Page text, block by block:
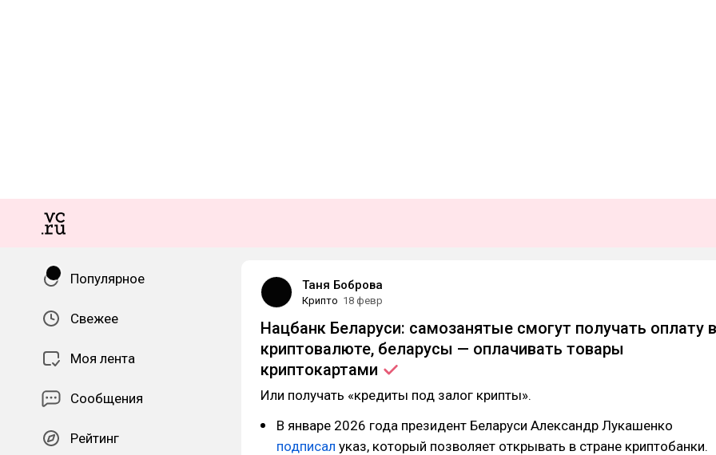
Популярное
Свежее
Моя лента
Сообщения
Рейтинг
Таня Боброва
Крипто 18 февр
Нацбанк Беларуси: самозанятые смогут получать оплату в
криптовалюте, беларусы — оплачивать товары
криптокартами
Или получать «кредиты под залог крипты».
В январе 2026 года президент Беларуси Александр Лукашенко
подписал указ, который позволяет открывать в стране криптобанки.